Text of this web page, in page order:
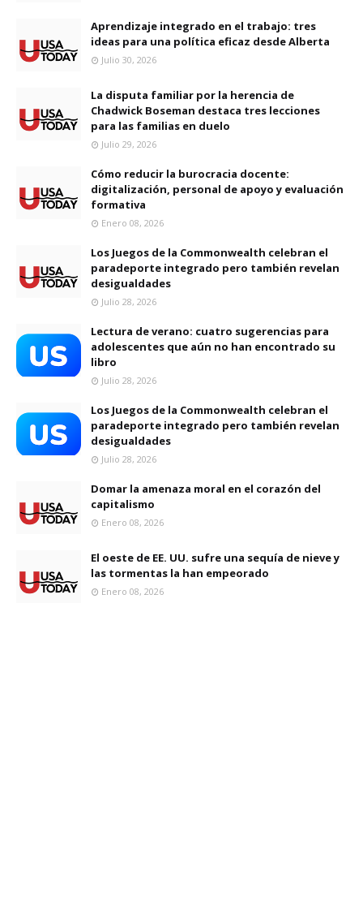
Aprendizaje integrado en el trabajo: tres
ideas para una política eficaz desde Alberta
Julio 30, 2026
La disputa familiar por la herencia de
Chadwick Boseman destaca tres lecciones
para las familias en duelo
Julio 29, 2026
Cómo reducir la burocracia docente:
digitalización, personal de apoyo y evaluación
formativa
Enero 08, 2026
Los Juegos de la Commonwealth celebran el
paradeporte integrado pero también revelan
desigualdades
Julio 28, 2026
Lectura de verano: cuatro sugerencias para
adolescentes que aún no han encontrado su
libro
Julio 28, 2026
Los Juegos de la Commonwealth celebran el
paradeporte integrado pero también revelan
desigualdades
Julio 28, 2026
Domar la amenaza moral en el corazón del
capitalismo
Enero 08, 2026
El oeste de EE. UU. sufre una sequía de nieve y
las tormentas la han empeorado
Enero 08, 2026